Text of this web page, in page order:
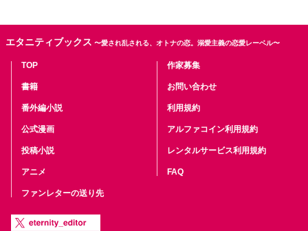
エタニティブックス 〜愛され乱される、オトナの恋。溺愛主義の恋愛レーベル〜
TOP
書籍
番外編小説
公式漫画
投稿小説
アニメ
ファンレターの送り先
作家募集
お問い合わせ
利用規約
アルファコイン利用規約
レンタルサービス利用規約
FAQ